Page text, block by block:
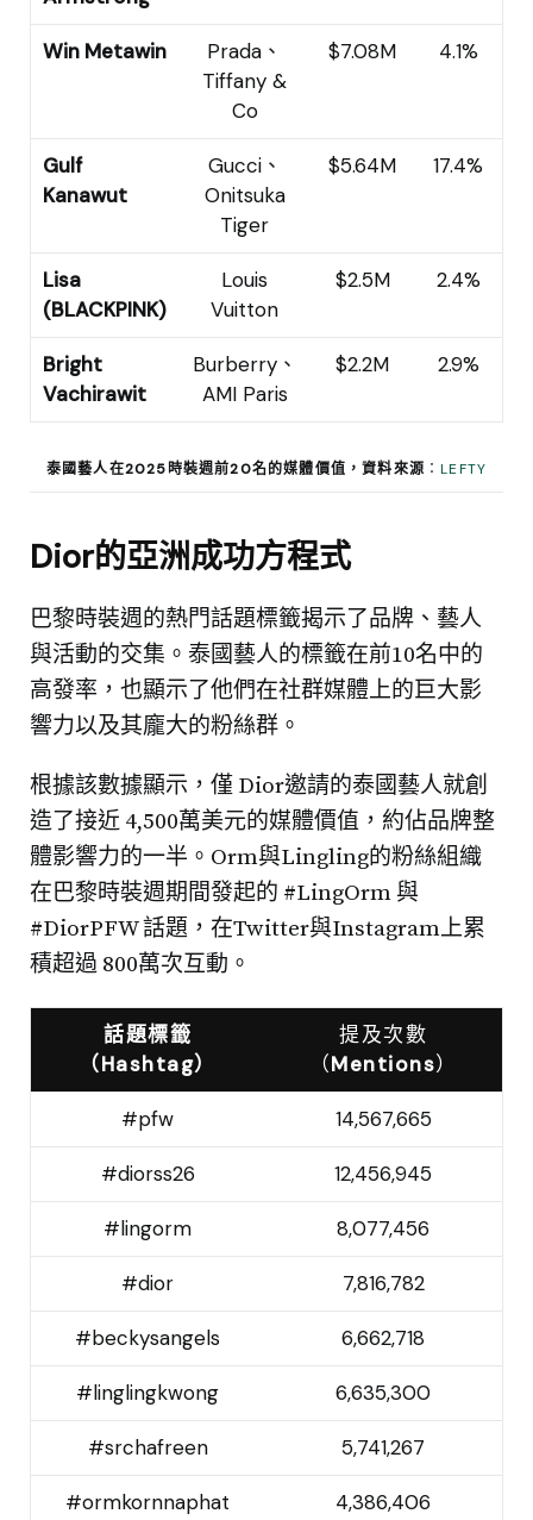
Win Metawin
Prada、
Tiffany &
Co
$7.08M 4.1%
Gulf
Kanawut
Gucci、
Onitsuka
Tiger
$5.64M 17.4%
Lisa
(BLACKPINK)
Louis
Vuitton
$2.5M 2.4%
Bright
Vachirawit
Burberry、
AMI Paris
$2.2M 2.9%
泰國藝人在2025時裝週前20名的媒體價值，資料來源 ：LEFTY
Dior的亞洲成功方程式
巴黎時裝週的熱門話題標籤揭示了品牌、藝人
與活動的交集。泰國藝人的標籤在前10名中的
高發率，也顯示了他們在社群媒體上的巨大影
響力以及其龐大的粉絲群。
根據該數據顯示，僅 Dior邀請的泰國藝人就創
造了接近 4,500萬美元的媒體價值，約佔品牌整
體影響力的一半。Orm與Lingling的粉絲組織
在巴黎時裝週期間發起的 #LingOrm 與
#DiorPFW 話題，在Twitter與Instagram上累
積超過 800萬次互動。
話題標籤
（Hashtag）
提及次數
（Mentions）
#pfw 14,567,665
#diorss26 12,456,945
#lingorm 8,077,456
#dior 7,816,782
#beckysangels 6,662,718
#linglingkwong 6,635,300
#srchafreen 5,741,267
#ormkornnaphat 4,386,406